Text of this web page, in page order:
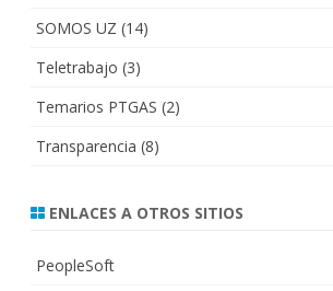
SOMOS UZ (14)
Teletrabajo (3)
Temarios PTGAS (2)
Transparencia (8)
ENLACES A OTROS SITIOS
PeopleSoft